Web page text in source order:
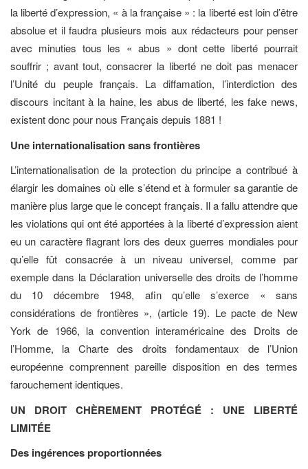
la liberté d’expression, « à la française » : la liberté est loin d’être
absolue et il faudra plusieurs mois aux rédacteurs pour penser
avec minuties tous les « abus » dont cette liberté pourrait
souffrir ; avant tout, consacrer la liberté ne doit pas menacer
l’Unité du peuple français. La diffamation, l’interdiction des
discours incitant à la haine, les abus de liberté, les fake news,
existent donc pour nous Français depuis 1881 !
Une internationalisation sans frontières
L’internationalisation de la protection du principe a contribué à
élargir les domaines où elle s’étend et à formuler sa garantie de
manière plus large que le concept français. Il a fallu attendre que
les violations qui ont été apportées à la liberté d’expression aient
eu un caractère flagrant lors des deux guerres mondiales pour
qu’elle fût consacrée à un niveau universel, comme par
exemple dans la Déclaration universelle des droits de l’homme
du 10 décembre 1948, afin qu’elle s’exerce « sans
considérations de frontières », (article 19). Le pacte de New
York de 1966, la convention interaméricaine des Droits de
l’Homme, la Charte des droits fondamentaux de l’Union
européenne comprennent pareille disposition en des termes
farouchement identiques.
UN DROIT CHÈREMENT PROTÉGÉ : UNE LIBERTÉ
LIMITÉE
Des ingérences proportionnées